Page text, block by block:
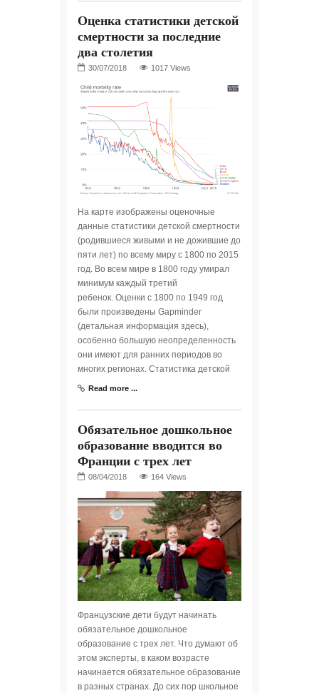
Оценка статистики детской
смертности за последние
два столетия
1017 Views
На карте изображены оценочные
данные статистики детской смертности
(родившиеся живыми и не дожившие до
пяти лет) по всему миру с 1800 по 2015
год. Во всем мире в 1800 году умирал
минимум каждый третий
ребенок. Оценки с 1800 по 1949 год
были произведены Gapminder
(детальная информация здесь),
особенно большую неопределенность
они имеют для ранних периодов во
многих регионах. Статистика детской
Read more ...
Обязательное дошкольное
образование вводится во
Франции с трех лет
164 Views
Французские дети будут начинать
обязательное дошкольное
образование с трех лет. Что думают об
этом эксперты, в каком возрасте
начинается обязательное образование
в разных странах. До сих пор школьное